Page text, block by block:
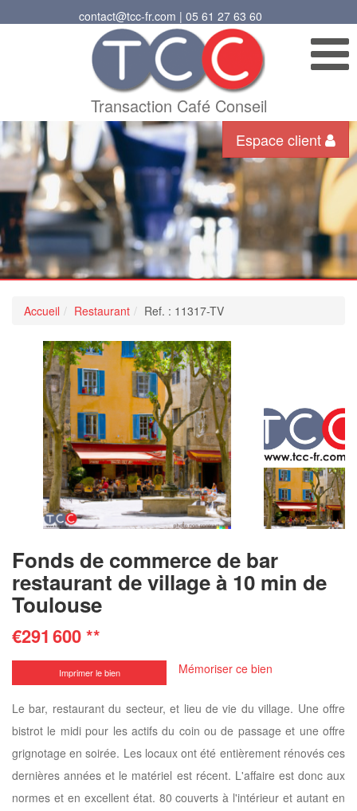
contact@tcc-fr.com | 05 61 27 63 60
Transaction Café Conseil
Espace client
Accueil Restaurant Ref. : 11317-TV
Fonds de commerce de bar
restaurant de village à 10 min de
Toulouse
€291 600**
Imprimer le bien Mémoriser ce bien
Le bar, restaurant du secteur, et lieu de vie du village. Une offre
bistrot le midi pour les actifs du coin ou de passage et une offre
grignotage en soirée. Les locaux ont été entièrement rénovés ces
dernières années et le matériel est récent. L'affaire est donc aux
normes et en excellent état. 80 couverts à l'intérieur et autant en